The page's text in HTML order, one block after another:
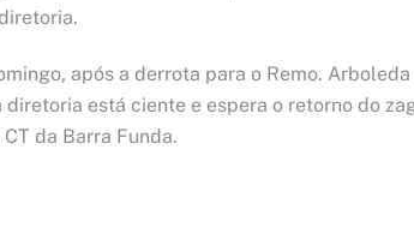
após a derrota para o Remo.
está ciente e espera o retorno do
da Barra Funda.